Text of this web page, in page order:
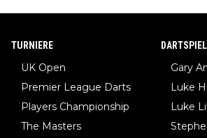
TURNIERE
UK Open
Premier League Darts
Players Championship
The Masters
Gary
Luke
Luke